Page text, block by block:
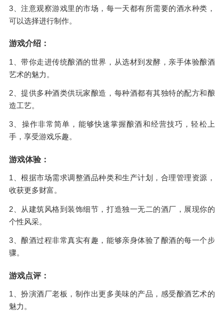
3、注意观察游戏里的市场，每一天都有所需要的酒水种类，
可以选择进行制作。
游戏介绍：
1、带你走进传统酿酒的世界，从选材到发酵，亲手体验酿酒
艺术的魅力。
2、提供多种酒类供玩家酿造，每种酒都有其独特的配方和酿
造工艺。
3、操作非常简单，能够快速掌握酿酒和经营技巧，轻松上
手，享受游戏乐趣。
游戏体验：
1、根据市场需求调整酒品种类和生产计划，合理管理资源，
收获更多财富。
2、从建筑风格到装饰细节，打造独一无二的酒厂，展现你的
个性风采。
3、酿酒过程非常真实有趣，能够亲身体验了酿酒的每一个步
骤。
游戏点评：
1、扮演酒厂老板，制作出更多美味的产品，感受酿酒艺术的
魅力。